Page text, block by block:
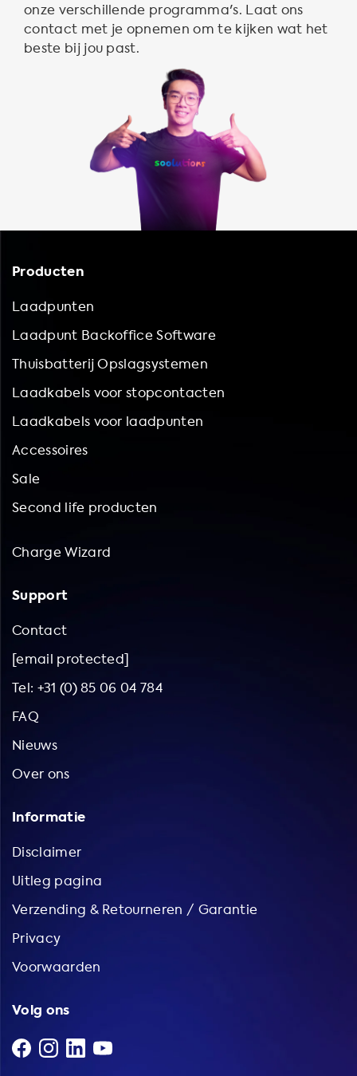
onze verschillende programma's. Laat ons
contact met je opnemen om te kijken wat het
beste bij jou past.
Producten
Laadpunten
Laadpunt Backoffice Software
Thuisbatterij Opslagsystemen
Laadkabels voor stopcontacten
Laadkabels voor laadpunten
Accessoires
Sale
Second life producten
Charge Wizard
Support
Contact
[email protected]
Tel: +31 (0) 85 06 04 784
FAQ
Nieuws
Over ons
Informatie
Disclaimer
Uitleg pagina
Verzending & Retourneren / Garantie
Privacy
Voorwaarden
Volg ons